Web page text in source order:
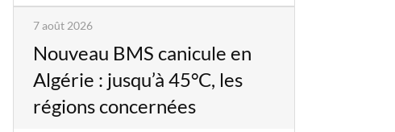
7 août 2026
Nouveau BMS canicule en
Algérie : jusqu’à 45°C, les
régions concernées